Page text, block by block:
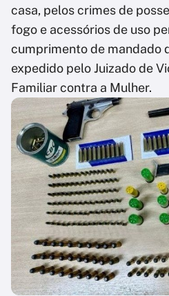
casa, pelos crimes de
fogo e acessórios de uso
cumprimento de mandado
expedido pelo Juizado de
Familiar contra a Mulher.